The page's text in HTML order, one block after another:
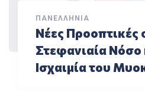
ΠΑΝΕΛΛΉΝΙΑ
Νέες Προοπτικές
Στεφανιαία Νόσο
Ισχαιμία του